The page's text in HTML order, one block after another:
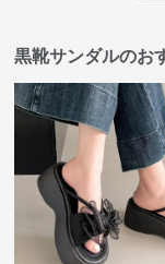
黒靴サンダルのお